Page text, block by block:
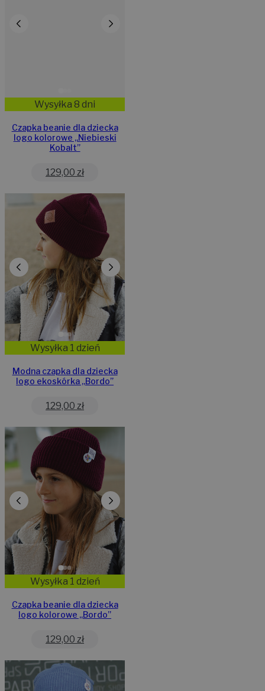
Wysyłka 8 dni
Czapka beanie dla dziecka
logo kolorowe „Niebieski
Kobalt”
129,00 zł
Wysyłka 1 dzień
Modna czapka dla dziecka
logo ekoskórka „Bordo”
129,00 zł
Wysyłka 1 dzień
Czapka beanie dla dziecka
logo kolorowe „Bordo”
129,00 zł